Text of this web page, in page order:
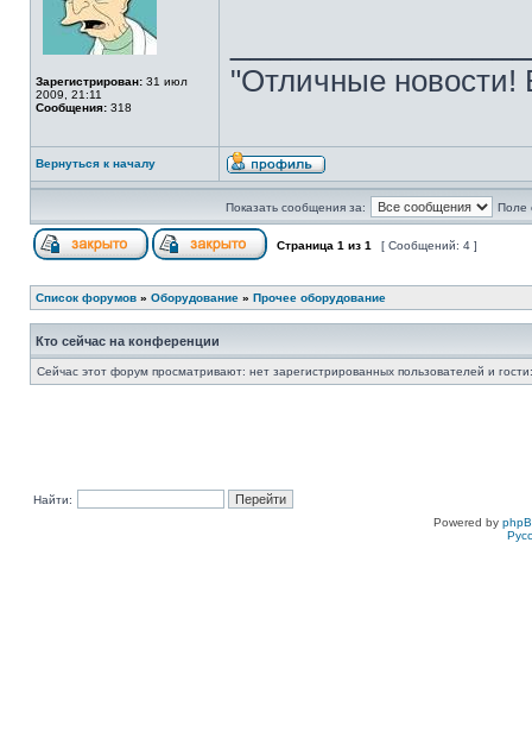
Зарегистрирован: 31 июл
2009, 21:11
Сообщения: 318
"Отличные новости!
Вернуться к началу
Показать сообщения за: Поле
Страница 1 из 1 [ Сообщений: 4 ]
Список форумов » Оборудование » Прочее оборудование
Кто сейчас на конференции
Сейчас этот форум просматривают: нет зарегистрированных пользователей и
Найти:
Powered by